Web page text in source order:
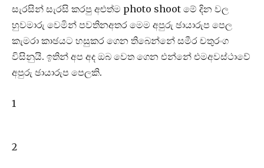
සැරසින් සැරසි කරපු අළුත්ම photo shoot මේ දින වල
හුවමාරු වෙමින් පවතිනඅතර මෙම අපුරු ඡායාරුප පෙල
කැමරා කාඡයට හසුකර ගෙන තිබෙන්නේ සමීර චතුරංග
විසිනුයි. ඉතින් අප අද ඔබ වෙත ගෙන එන්නේ එමඅවස්ථාවේ
අපුරු ඡායාරුප පෙලකි.
1
2